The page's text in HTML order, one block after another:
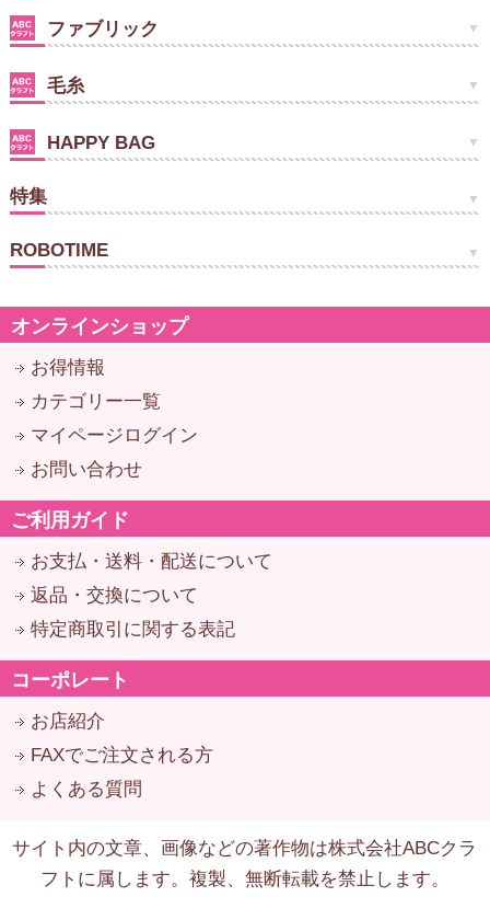
ファブリック
毛糸
HAPPY BAG
特集
ROBOTIME
オンラインショップ
お得情報
カテゴリー一覧
マイページログイン
お問い合わせ
ご利用ガイド
お支払・送料・配送について
返品・交換について
特定商取引に関する表記
コーポレート
お店紹介
FAXでご注文される方
よくある質問
サイト内の文章、画像などの著作物は株式会社ABCクラ
フトに属します。複製、無断転載を禁止します。